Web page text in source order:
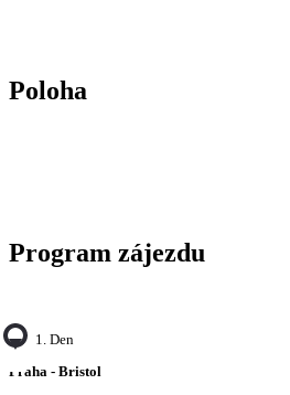
Poloha
Program zájezdu
1. Den
Praha - Bristol